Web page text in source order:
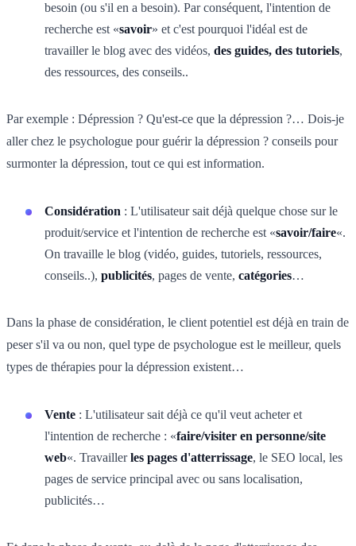
besoin (ou s'il en a besoin). Par conséquent, l'intention de
recherche est «savoir» et c'est pourquoi l'idéal est de
travailler le blog avec des vidéos, des guides, des tutoriels,
des ressources, des conseils..
Par exemple : Dépression ? Qu'est-ce que la dépression ?… Dois-je
aller chez le psychologue pour guérir la dépression ? conseils pour
surmonter la dépression, tout ce qui est information.
Considération : L'utilisateur sait déjà quelque chose sur le
produit/service et l'intention de recherche est «savoir/faire«.
On travaille le blog (vidéo, guides, tutoriels, ressources,
conseils..), publicités, pages de vente, catégories…
Dans la phase de considération, le client potentiel est déjà en train de
peser s'il va ou non, quel type de psychologue est le meilleur, quels
types de thérapies pour la dépression existent…
Vente : L'utilisateur sait déjà ce qu'il veut acheter et
l'intention de recherche : «faire/visiter en personne/site
web«. Travaillerles pages d'atterrissage, le SEO local, les
pages de service principal avec ou sans localisation,
publicités…